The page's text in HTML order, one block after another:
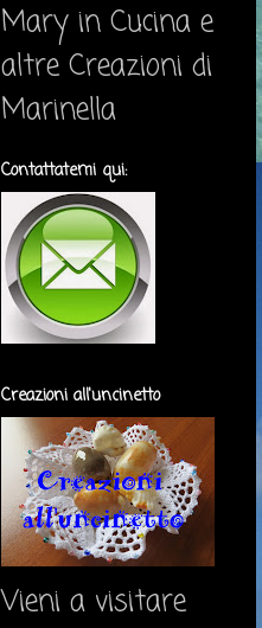
Mary in Cucina e
altre Creazioni di
Marinella
Contattatemi qui:
Creazioni all'uncinetto
Vieni a visitare